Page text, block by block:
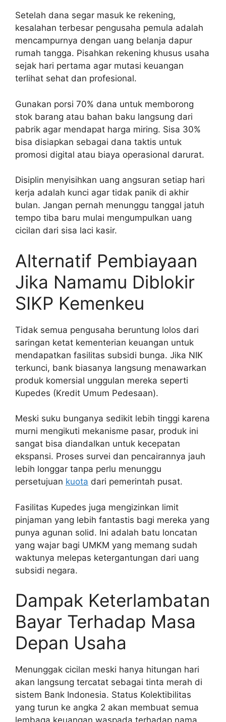
Setelah dana segar masuk ke rekening,
kesalahan terbesar pengusaha pemula adalah
mencampurnya dengan uang belanja dapur
rumah tangga. Pisahkan rekening khusus usaha
sejak hari pertama agar mutasi keuangan
terlihat sehat dan profesional.
Gunakan porsi 70% dana untuk memborong
stok barang atau bahan baku langsung dari
pabrik agar mendapat harga miring. Sisa 30%
bisa disiapkan sebagai dana taktis untuk
promosi digital atau biaya operasional darurat.
Disiplin menyisihkan uang angsuran setiap hari
kerja adalah kunci agar tidak panik di akhir
bulan. Jangan pernah menunggu tanggal jatuh
tempo tiba baru mulai mengumpulkan uang
cicilan dari sisa laci kasir.
Alternatif Pembiayaan
Jika Namamu Diblokir
SIKP Kemenkeu
Tidak semua pengusaha beruntung lolos dari
saringan ketat kementerian keuangan untuk
mendapatkan fasilitas subsidi bunga. Jika NIK
terkunci, bank biasanya langsung menawarkan
produk komersial unggulan mereka seperti
Kupedes (Kredit Umum Pedesaan).
Meski suku bunganya sedikit lebih tinggi karena
murni mengikuti mekanisme pasar, produk ini
sangat bisa diandalkan untuk kecepatan
ekspansi. Proses survei dan pencairannya jauh
lebih longgar tanpa perlu menunggu
persetujuan kuota dari pemerintah pusat.
Fasilitas Kupedes juga mengizinkan limit
pinjaman yang lebih fantastis bagi mereka yang
punya agunan solid. Ini adalah batu loncatan
yang wajar bagi UMKM yang memang sudah
waktunya melepas ketergantungan dari uang
subsidi negara.
Dampak Keterlambatan
Bayar Terhadap Masa
Depan Usaha
Menunggak cicilan meski hanya hitungan hari
akan langsung tercatat sebagai tinta merah di
sistem Bank Indonesia. Status Kolektibilitas
yang turun ke angka 2 akan membuat semua